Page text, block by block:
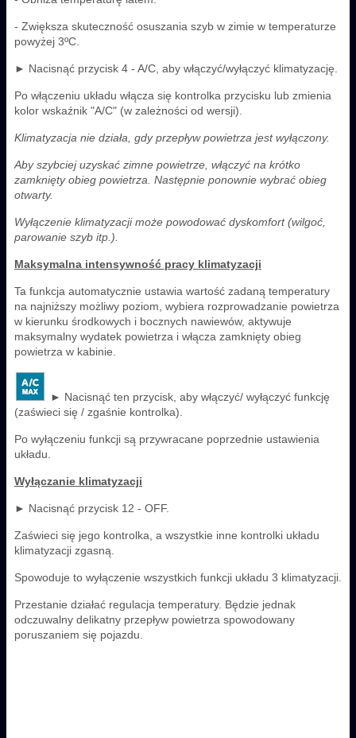
- Zwiększa skuteczność osuszania szyb w zimie w temperaturze
powyżej 3ºC.
► Nacisnąć przycisk 4 - A/C, aby włączyć/wyłączyć klimatyzację.
Po włączeniu układu włącza się kontrolka przycisku lub zmienia
kolor wskaźnik "A/C" (w zależności od wersji).
Klimatyzacja nie działa, gdy przepływ powietrza jest wyłączony.
Aby szybciej uzyskać zimne powietrze, włączyć na krótko
zamknięty obieg powietrza. Następnie ponownie wybrać obieg
otwarty.
Wyłączenie klimatyzacji może powodować dyskomfort (wilgoć,
parowanie szyb itp.).
Maksymalna intensywność pracy klimatyzacji
Ta funkcja automatycznie ustawia wartość zadaną temperatury
na najniższy możliwy poziom, wybiera rozprowadzanie powietrza
w kierunku środkowych i bocznych nawiewów, aktywuje
maksymalny wydatek powietrza i włącza zamknięty obieg
powietrza w kabinie.
► Nacisnąć ten przycisk, aby włączyć/ wyłączyć funkcję
(zaświeci się / zgaśnie kontrolka).
Po wyłączeniu funkcji są przywracane poprzednie ustawienia
układu.
Wyłączanie klimatyzacji
► Nacisnąć przycisk 12 - OFF.
Zaświeci się jego kontrolka, a wszystkie inne kontrolki układu
klimatyzacji zgasną.
Spowoduje to wyłączenie wszystkich funkcji układu 3 klimatyzacji.
Przestanie działać regulacja temperatury. Będzie jednak
odczuwalny delikatny przepływ powietrza spowodowany
poruszaniem się pojazdu.